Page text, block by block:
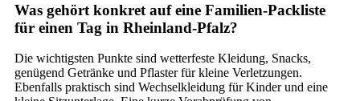
Was gehört konkret auf eine Familien-Packliste
für einen Tag in Rheinland-Pfalz?
Die wichtigsten Punkte sind wetterfeste Kleidung, Snacks,
genügend Getränke und Pflaster für kleine Verletzungen.
Ebenfalls praktisch sind Wechselkleidung für Kinder und eine